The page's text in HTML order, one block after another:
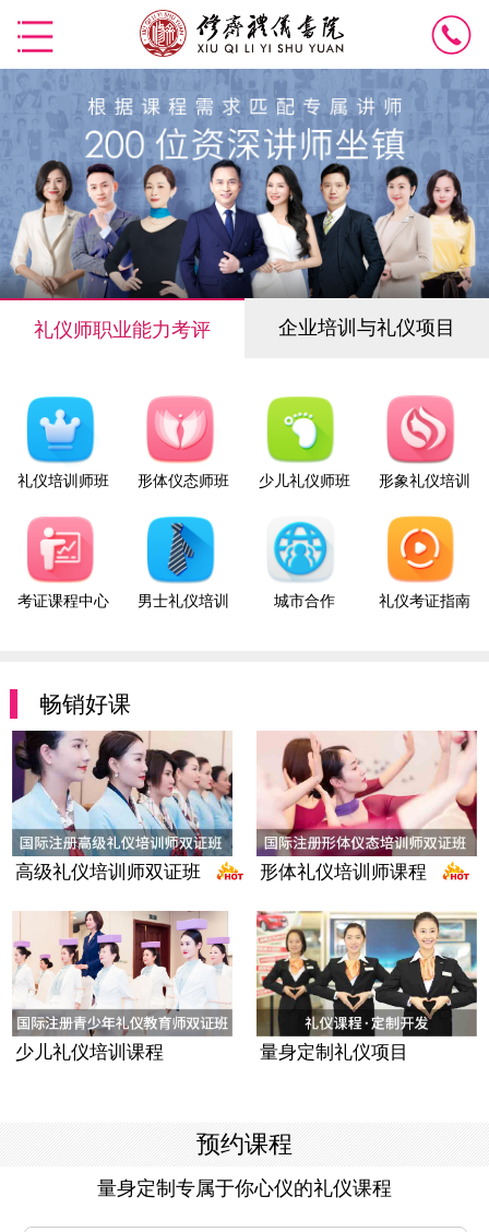
礼仪师职业能力考评
礼仪培训师班 形体仪态师班 少儿礼仪师班 形象礼仪培训
考证课程中心 男士礼仪培训 城市合作 礼仪考证指南
企业培训与礼仪项目
畅销好课
高级礼仪培训师双证班 形体礼仪培训师课程
少儿礼仪培训课程 量身定制礼仪项目
预约课程
量身定制专属于你心仪的礼仪课程